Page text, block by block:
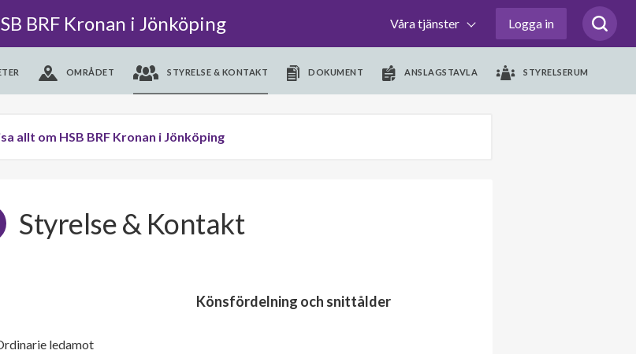
BRF Kronan i Jönköping Våra tjänster Logga in
OMRÅDET STYRELSE & KONTAKT DOKUMENT ANSLAGSTAVLA STYRELSERUM
allt om HSB BRF Kronan i Jönköping
Styrelse & Kontakt
ledamot
Könsfördelning och snittålder